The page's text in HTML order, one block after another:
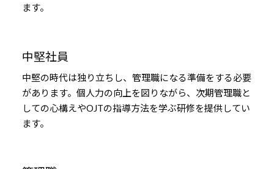
ます。
中堅社員
中堅の時代は独り立ちし、管理職になる準備をする必要
があります。個人力の向上を図りながら、次期管理職と
しての心構えやOJTの指導方法を学ぶ研修を提供してい
ます。